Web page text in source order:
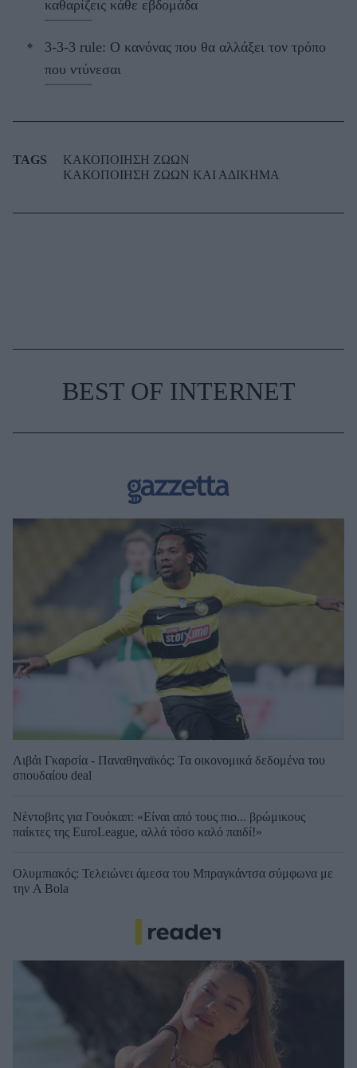
καθαρίζεις κάθε εβδομάδα
3-3-3 rule: Ο κανόνας που θα αλλάξει τον τρόπο
που ντύνεσαι
TAGS
ΚΑΚΟΠΟΙΗΣΗ ΖΩΩΝ
ΚΑΚΟΠΟΙΗΣΗ ΖΩΩΝ ΚΑΙ ΑΔΙΚΗΜΑ
BEST OF INTERNET
Λιβάι Γκαρσία - Παναθηναϊκός: Τα οικονομικά δεδομένα του
σπουδαίου deal
Νέντοβιτς για Γουόκαπ: «Είναι από τους πιο... βρώμικους
παίκτες της EuroLeague, αλλά τόσο καλό παιδί!»
Ολυμπιακός: Τελειώνει άμεσα του Μπραγκάντσα σύμφωνα με
την A Bola